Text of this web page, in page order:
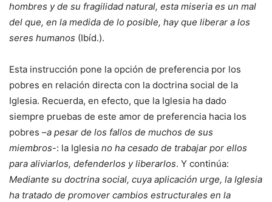
hombres y de su fragilidad natural, esta miseria es un mal
del que, en la medida de lo posible, hay que liberar a los
seres humanos (Ibíd.).
Esta instrucción pone la opción de preferencia por los
pobres en relación directa con la doctrina social de la
Iglesia. Recuerda, en efecto, que la Iglesia ha dado
siempre pruebas de este amor de preferencia hacia los
pobres –a pesar de los fallos de muchos de sus
miembros-: la Iglesia no ha cesado de trabajar por ellos
para aliviarlos, defenderlos y liberarlos. Y continúa:
Mediante su doctrina social, cuya aplicación urge, la Iglesia
ha tratado de promover cambios estructurales en la